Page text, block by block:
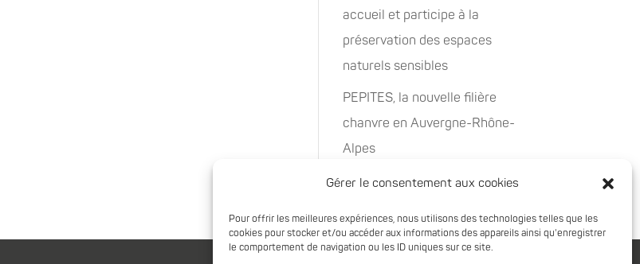
Gérer le consentement aux cookies
Pour offrir les meilleures expériences, nous utilisons des technologies telles que les
cookies pour stocker et/ou accéder aux informations des appareils ainsi qu'enregistrer
le comportement de navigation ou les ID uniques sur ce site.
accueil et participe à la
préservation des espaces
naturels sensibles
PEPITES, la nouvelle filière
chanvre en Auvergne-Rhône-
Alpes
Rachat de 5 sites à Oxyane